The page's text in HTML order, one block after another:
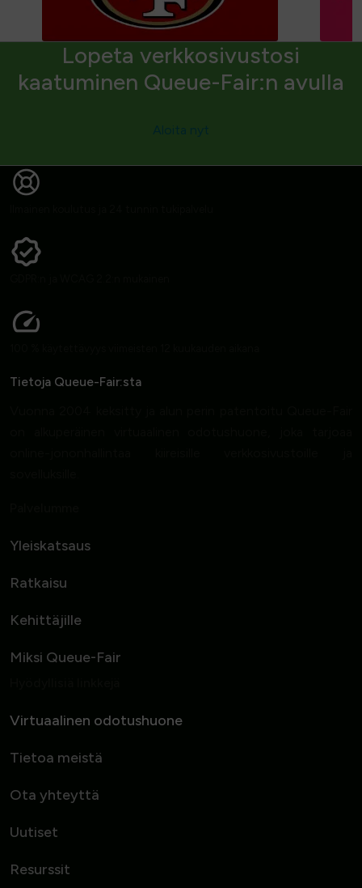
Lopeta verkkosivustosi
kaatuminen Queue-Fair:n avulla
Tietoja Queue-Fair:sta
Yleiskatsaus
Ratkaisu
Kehittäjille
Miksi Queue-Fair
Virtuaalinen odotushuone
Tietoa meistä
Ota yhteyttä
Uutiset
Resurssit